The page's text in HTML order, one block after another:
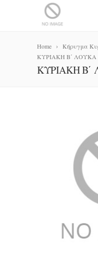
Home
Κήρυγμα
ΚΥΡΙΑΚΗ Β΄ ΛΟΥΚΑ
ΚΥΡΙΑΚΗ Β΄